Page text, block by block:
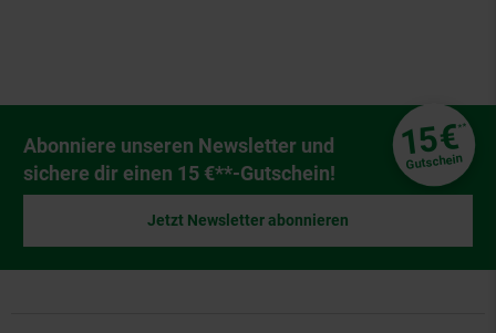
Newsletter Anmeldung
Abonniere unseren Newsletter und
sichere dir einen 15 €**-Gutschein!
15€**
Gutschein
Jetzt Newsletter abonnieren